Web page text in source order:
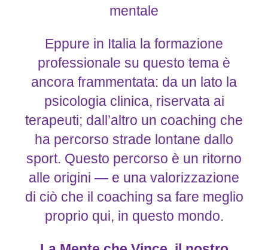
mentale
Eppure in Italia la formazione
professionale su questo tema è
ancora frammentata: da un lato la
psicologia clinica, riservata ai
terapeuti; dall’altro un coaching che
ha percorso strade lontane dallo
sport. Questo percorso è un ritorno
alle origini — e una valorizzazione
di ciò che il coaching sa fare meglio
proprio qui, in questo mondo.